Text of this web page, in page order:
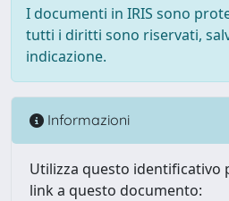
I documenti in IRIS sono
tutti i diritti sono riservati,
indicazione.
Informazioni
Utilizza questo identificativo
link a questo documento: